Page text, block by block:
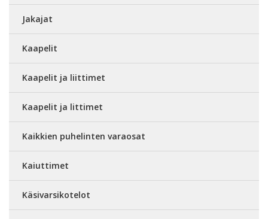
Jakajat
Kaapelit
Kaapelit ja liittimet
Kaapelit ja littimet
Kaikkien puhelinten varaosat
Kaiuttimet
Käsivarsikotelot